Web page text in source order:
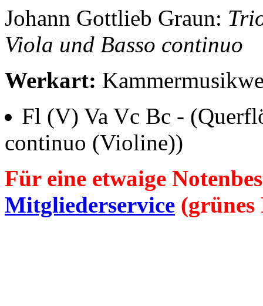
Johann Gottlieb Graun:
Viola und Basso continuo
Werkart:
Fl (V) Va Vc Bc -
continuo (Violine))
Für eine etwaige
Mitgliederservice (grünes